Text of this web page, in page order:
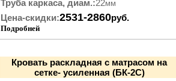
Труба каркаса, диам.:22мм
Цена-скидки:2531-2860руб.
Подробней
Кровать раскладная с матрасом на
сетке- усиленная (БК-2С)